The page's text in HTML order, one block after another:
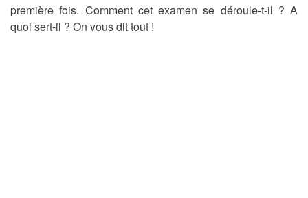
première fois. Comment cet examen se déroule-t-il ? A
quoi sert-il ? On vous dit tout !